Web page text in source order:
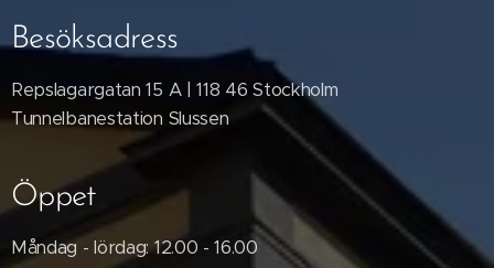
Besöksadress
Repslagargatan 15 A | 118 46 Stockholm
Tunnelbanestation Slussen
Öppet
Måndag - lördag: 12.00 - 16.00